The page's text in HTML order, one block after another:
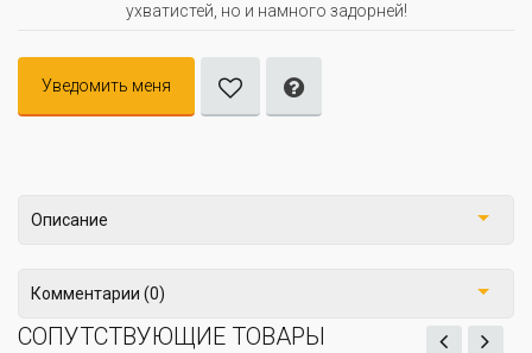
ухватистей, но и намного задорней!
Уведомить меня
Описание
Комментарии (0)
СОПУТСТВУЮЩИЕ ТОВАРЫ